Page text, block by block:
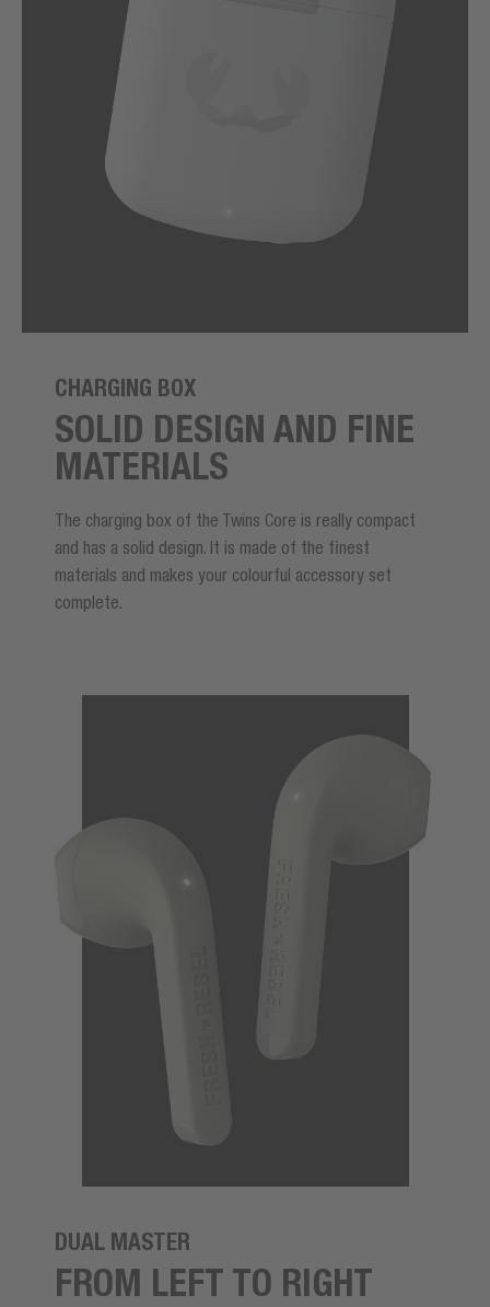
CHARGING BOX
SOLID DESIGN AND FINE
MATERIALS
The charging box of the Twins Core is really compact
and has a solid design. It is made of the finest
materials and makes your colourful accessory set
complete.
DUAL MASTER
FROM LEFT TO RIGHT